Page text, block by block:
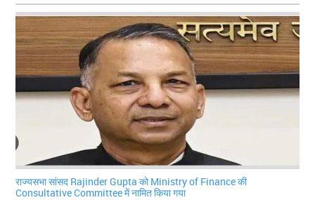
राज्यसभा सांसद Rajinder Gupta को Ministry of Finance की
Consultative Committee में नामित किया गया